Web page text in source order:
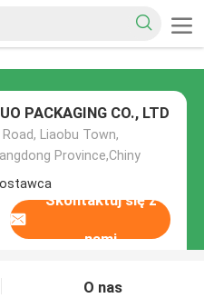
PACKAGING CO., LTD
Liaobu Town,
Province,Chiny
Skontaktuj się z
nami
O nas